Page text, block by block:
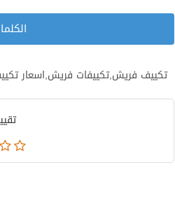
تكييف فريش,تكييفات فريش,اسعار